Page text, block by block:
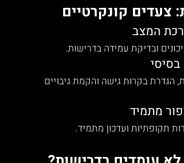
צעדים קונקרטיים
המצב
ובדיקת עמידה בדרישות.
הגדרת בקרות גישה והקמת גיבויים
מתמיד
תקופתיות ועדכון מתמיד.